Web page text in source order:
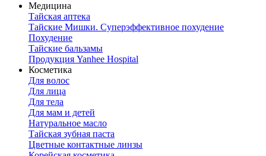
Медицина
Тайская аптека
Тайские Мишки. Суперэффективное похудение
Похудение
Тайские бальзамы
Продукция Yanhee Hospital
Косметика
Для волос
Для лица
Для тела
Для мам и детей
Натуральное масло
Тайская зубная паста
Цветные контактные линзы